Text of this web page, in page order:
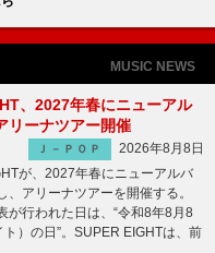
MUSIC NEWS
、2027年春にニューアル
リーナツアー開催
Ｊ－ＰＯＰ
2026年8月8日
が、2027年春にニューアルバ
、アリーナツアーを開催する。
が行われた日は、“令和8年8月8
）の日”。SUPER EIGHTは、前